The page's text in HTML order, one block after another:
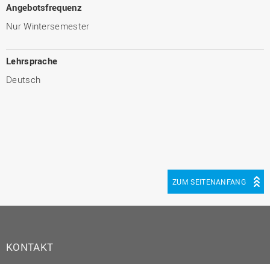
Angebotsfrequenz
Nur Wintersemester
Lehrsprache
Deutsch
ZUM SEITENANFANG
KONTAKT